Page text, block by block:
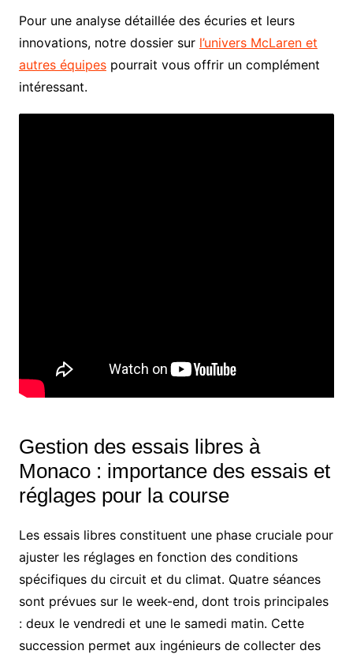
Pour une analyse détaillée des écuries et leurs
innovations, notre dossier sur l’univers McLaren et
autres équipespourrait vous offrir un complément
intéressant.
Gestion des essais libres à
Monaco : importance des essais et
réglages pour la course
Les essais libres constituent une phase cruciale pour
ajuster les réglages en fonction des conditions
spécifiques du circuit et du climat. Quatre séances
sont prévues sur le week-end, dont trois principales
: deux le vendredi et une le samedi matin. Cette
succession permet aux ingénieurs de collecter des